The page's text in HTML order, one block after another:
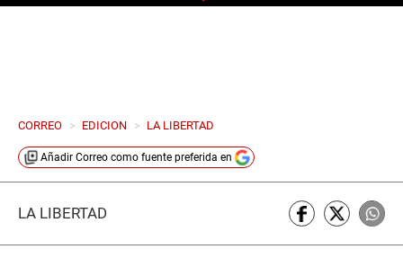
CORREO > EDICION > LA LIBERTAD
Añadir Correo como fuente preferida en
LA LIBERTAD